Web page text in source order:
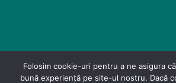
Folosim cookie-uri pentru a ne asigura
bună experiență pe site-ul nostru. Dacă